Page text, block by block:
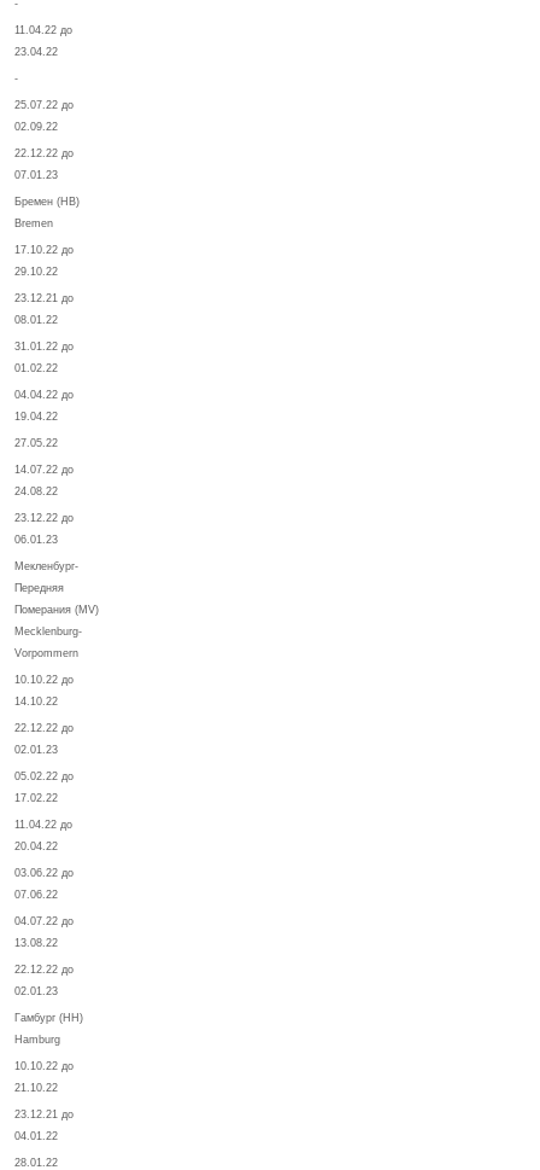
-
11.04.22 до
23.04.22
-
25.07.22 до
02.09.22
22.12.22 до
07.01.23
Бремен (HB)
Bremen
17.10.22 до
29.10.22
23.12.21 до
08.01.22
31.01.22 до
01.02.22
04.04.22 до
19.04.22
27.05.22
14.07.22 до
24.08.22
23.12.22 до
06.01.23
Мекленбург-
Передняя
Померания (MV)
Mecklenburg-
Vorpommern
10.10.22 до
14.10.22
22.12.22 до
02.01.23
05.02.22 до
17.02.22
11.04.22 до
20.04.22
03.06.22 до
07.06.22
04.07.22 до
13.08.22
22.12.22 до
02.01.23
Гамбург (HH)
Hamburg
10.10.22 до
21.10.22
23.12.21 до
04.01.22
28.01.22